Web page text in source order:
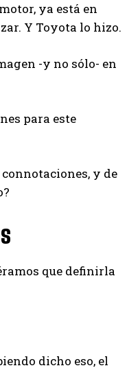
ya está en
Y Toyota lo hizo.
-y no sólo- en
para este
y de
que definirla
dicho eso, el